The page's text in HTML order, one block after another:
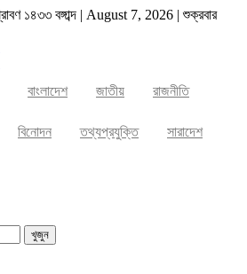
১৪৩৩ বঙ্গাব্দ | August 7, 2026 |শুক্রবার
বাংলাদেশ জাতীয় রাজনীতি
বিনোদন তথ্যপ্রযুক্তি সারাদেশ
খুজুন